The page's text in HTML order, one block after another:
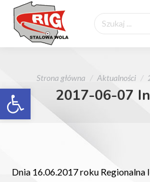
Otwórz pasek narzędzi
Szukaj:
Jesteś tutaj:
Strona główna Aktualności
2017-06-07
Dnia 16.06.2017 roku